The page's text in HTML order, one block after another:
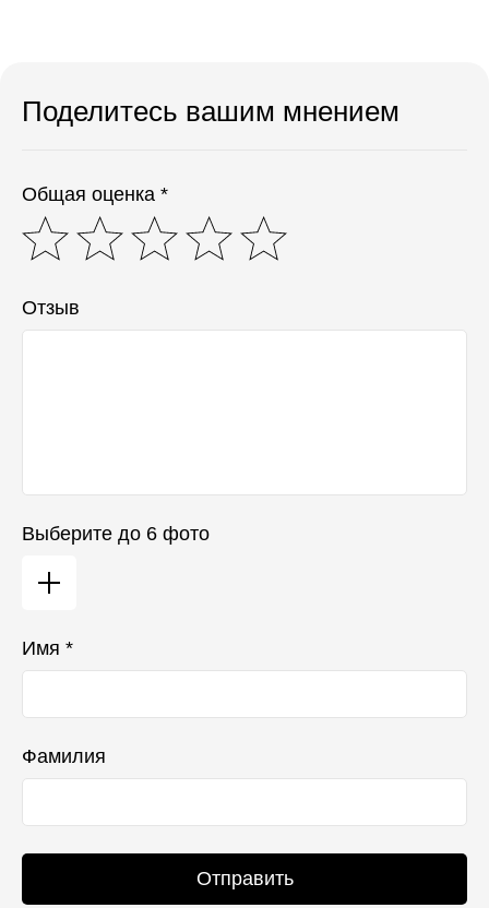
Поделитесь вашим мнением
Общая оценка *
Отзыв
Выберите до 6 фото
Имя *
Фамилия
Отправить